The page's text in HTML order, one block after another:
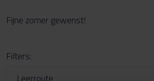
Fijne zomer gewenst!
Filters: